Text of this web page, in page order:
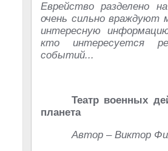
Еврейство разделено
очень сильно враждуют
интересную
кто интересуется
событий...
Театр военных
планета
Автор – Виктор